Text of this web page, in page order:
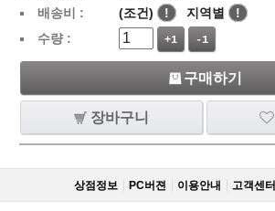
배송비 :
(조건) ! 지역별
!
수량 :
+1 -1
구매하기
장바구니
상점정보 PC버젼 이용안내 고객센터